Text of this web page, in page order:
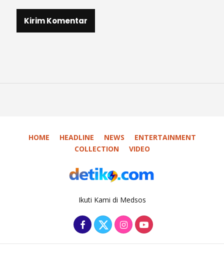
HOME HEADLINE NEWS
ENTERTAINMENT
COLLECTION
VIDEO
Ikuti Kami di Medsos